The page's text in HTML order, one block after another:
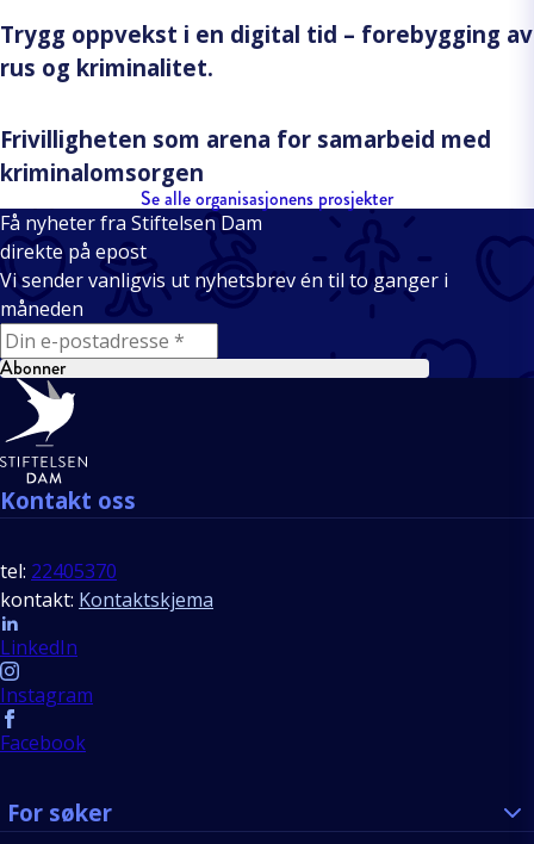
Trygg oppvekst i en digital tid – forebygging av
rus og kriminalitet.
Frivilligheten som arena for samarbeid med
kriminalomsorgen
Se alle organisasjonens prosjekter
Få nyheter fra Stiftelsen Dam
direkte på epost
Vi sender vanligvis ut nyhetsbrev én til to ganger i
måneden
E-mail
Abonner
Bunntekst
Kontakt oss
tel: 22405370
kontakt: Kontaktskjema
Follow us
LinkedIn
Instagram
Facebook
For søker